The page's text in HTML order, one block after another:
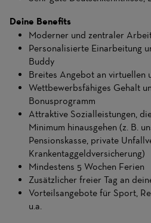
Deine Benefits
Moderner und zentraler
Personalisierte Einarbeitung
Buddy
Breites Angebot an virtuellen
Wettbewerbsfähiges Gehalt
Bonusprogramm
Attraktive Sozialleistungen,
Minimum hinausgehen (z. B.
Pensionskasse, private
Krankentaggeldversicherung)
Mindestens 5 Wochen Ferien
Zusätzlicher freier Tag an
Vorteilsangebote für Sport,
u.a.